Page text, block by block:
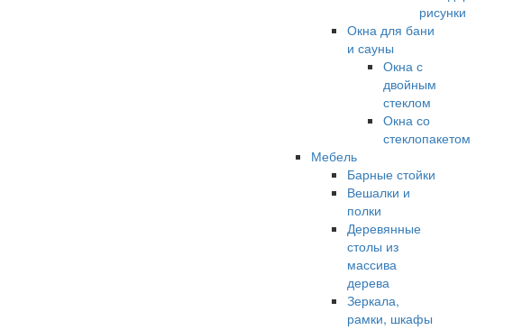
рисунки
Окна для бани
и сауны
Окна с
двойным
стеклом
Окна со
стеклопакетом
Мебель
Барные стойки
Вешалки и
полки
Деревянные
столы из
массива
дерева
Зеркала,
рамки, шкафы